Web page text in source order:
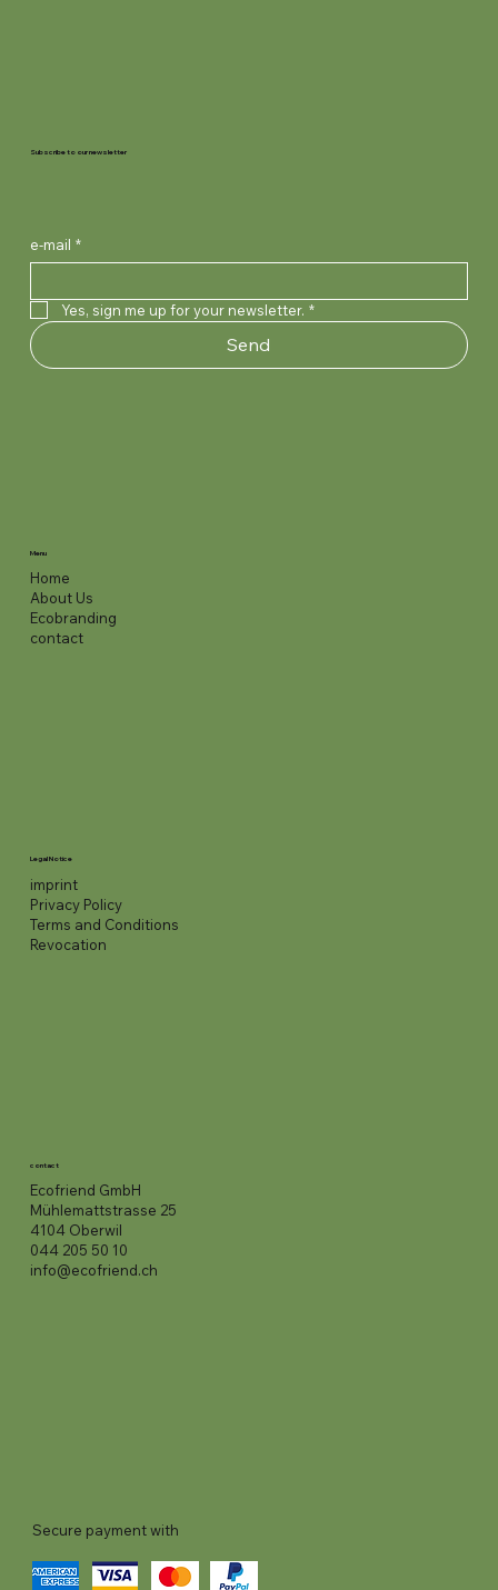
Subscribe to our newsletter
e-mail *
Yes, sign me up for your newsletter. *
Send
Menu
Home
About Us
Ecobranding
contact
Legal Notice
imprint
Privacy Policy
Terms and Conditions
Revocation
contact
Ecofriend GmbH
Mühlemattstrasse 25
4104 Oberwil
044 205 50 10
info@ecofriend.ch
Secure payment with